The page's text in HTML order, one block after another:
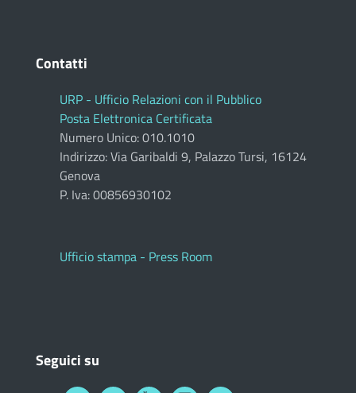
Contatti
URP - Ufficio Relazioni con il Pubblico
Posta Elettronica Certificata
Numero Unico: 010.1010
Indirizzo: Via Garibaldi 9, Palazzo Tursi, 16124
Genova
P. Iva: 00856930102
Ufficio stampa - Press Room
Seguici su